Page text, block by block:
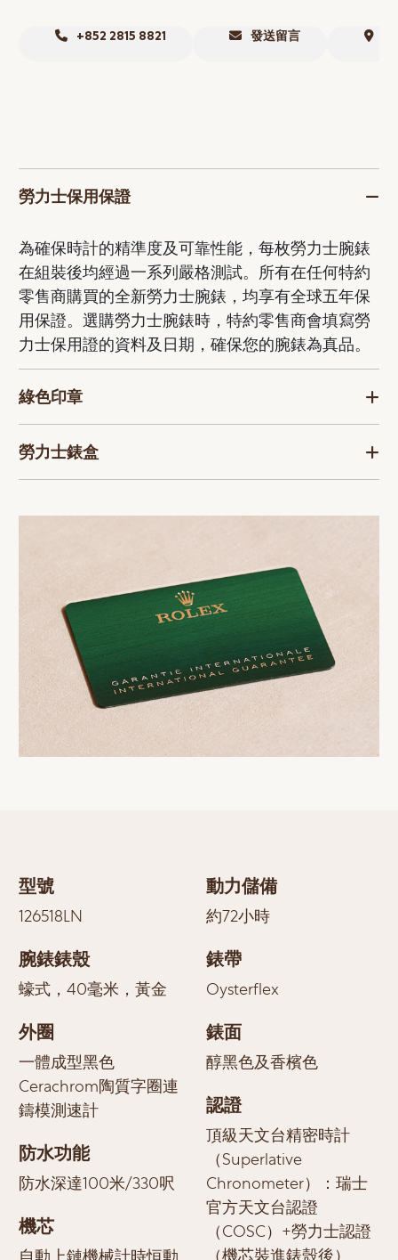
+852 2815 8821 發送留言
勞力士保用保證
為確保時計的精準度及可靠性能，每枚勞力士腕錶
在組裝後均經過一系列嚴格測試。所有在任何特約
零售商購買的全新勞力士腕錶，均享有全球五年保
用保證。選購勞力士腕錶時，特約零售商會填寫勞
力士保用證的資料及日期，確保您的腕錶為真品。
綠色印章
勞力士錶盒
型號
126518LN
腕錶錶殼
蠔式，40毫米，黃金
外圈
一體成型黑色
Cerachrom陶質字圈連
鑄模測速計
防水功能
防水深達100米/330呎
機芯
自動上鏈機械計時恒動
動力儲備
約72小時
錶帶
Oysterflex
錶面
醇黑色及香檳色
認證
頂級天文台精密時計
（Superlative
Chronometer）：瑞士
官方天文台認證
（COSC）+勞力士認證
（機芯裝進錶殼後）